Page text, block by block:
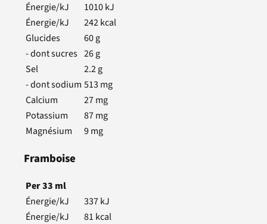
Énergie/kJ
1010kJ
Énergie/kJ
242kcal
Glucides
60g
- dont sucres 26g
Sel
2.2g
- dont sodium 513 mg
Calcium
27mg
Potassium
87mg
Magnésium
9mg
Framboise
Per33 ml
Énergie/kJ
337kJ
Énergie/kJ
81 kcal